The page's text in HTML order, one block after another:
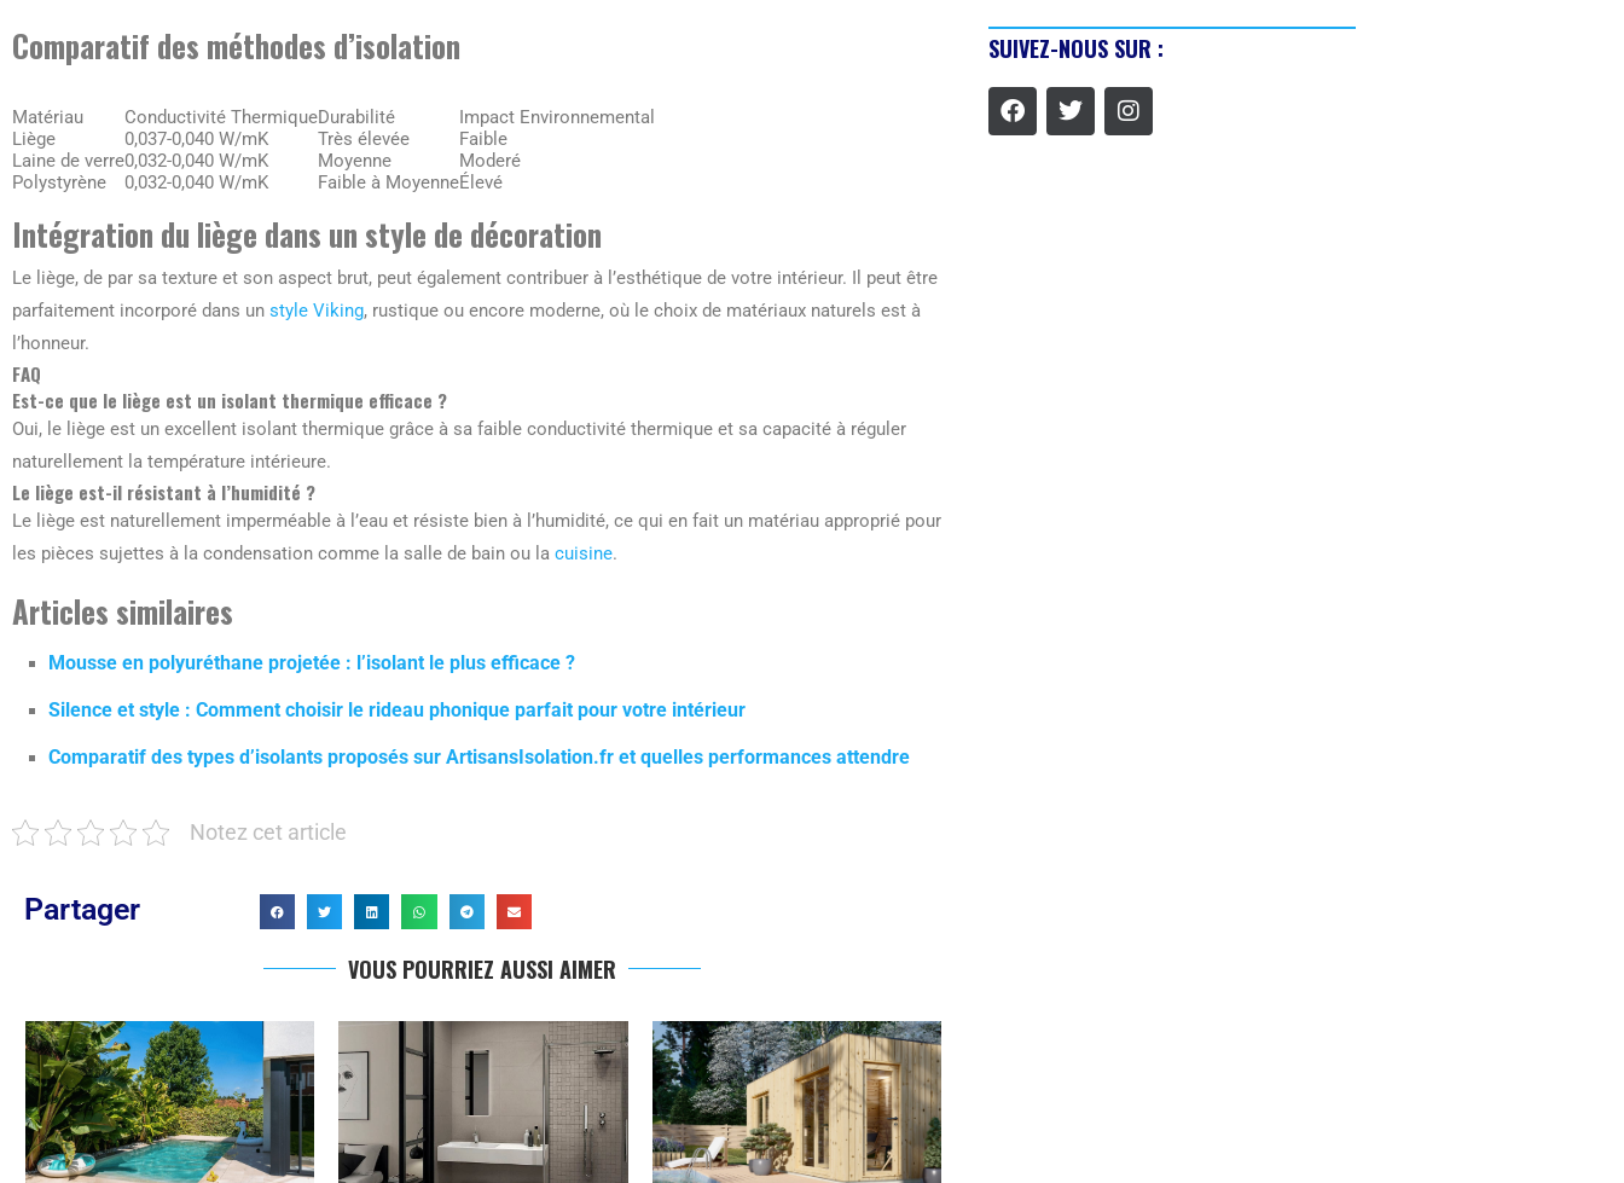
Comparatif des méthodes d’isolation
Matériau Conductivité ThermiqueDurabilité
Impact Environnemental
Liège
0,037-0,040 W/mK Très élevée
Faible
Laine de verre0,032-0,040 W/mK Moyenne
Moderé
Polystyrène
0,032-0,040 W/mK Faible à MoyenneÉlevé
Intégration du liège dans un style de décoration
Le liège, de par sa texture et son aspect brut, peut également contribuer à l’esthétique de votre intérieur. Il peut être
parfaitement incorporé dans un style Viking, rustique ou encore moderne, où le choix de matériaux naturels est à
l’honneur.
FAQ
Est-ce que le liège est un isolant thermique efficace ?
Oui, le liège est un excellent isolant thermique grâce à sa faible conductivité thermique et sa capacité à réguler
naturellement la température intérieure.
Le liège est-il résistant à l’humidité ?
Le liège est naturellement imperméable à l’eau et résiste bien à l’humidité, ce qui en fait un matériau approprié pour
les pièces sujettes à la condensation comme la salle de bain ou la cuisine.
Articles similaires
Mousse en polyuréthane projetée : l’isolant le plus efficace ?
Silence et style : Comment choisir le rideau phonique parfait pour votre intérieur
Comparatif des types d’isolants proposés sur ArtisansIsolation.fr et quelles performances attendre
Notez cet article
Partager
VOUS POURRIEZ AUSSI AIMER
SUIVEZ-NOUS SUR :